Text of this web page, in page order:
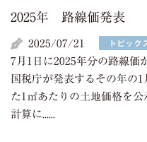
2025年 路線価発表
2025/07/21 トピック
7月1日に2025年分の路線価
国税庁が発表するその年の
た1㎡あたりの土地価格を
計算に......